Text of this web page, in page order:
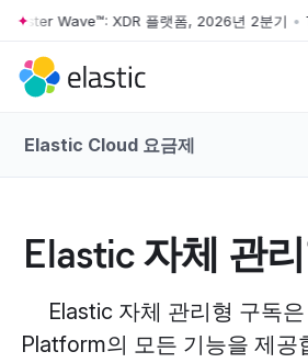
Skip to main content
Wave™: XDR 플랫폼, 2026년 2분기 •
Elastic Cloud 요금제
Elastic 자체 관
Elastic 자체 관리형 구독
Platform의 모든 기능을 제공